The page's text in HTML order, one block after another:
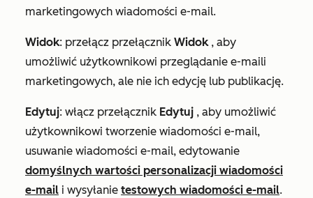
marketingowych wiadomości e-mail.
Widok: przełącz przełącznik Widok, aby
umożliwić użytkownikowi przeglądanie e-maili
marketingowych, ale nie ich edycję lub publikację.
Edytuj: włącz przełącznik Edytuj , aby umożliwić
użytkownikowi tworzenie wiadomości e-mail,
usuwanie wiadomości e-mail, edytowanie
domyślnych wartości personalizacji wiadomości
e-mail i wysyłanie testowych wiadomości e-mail.